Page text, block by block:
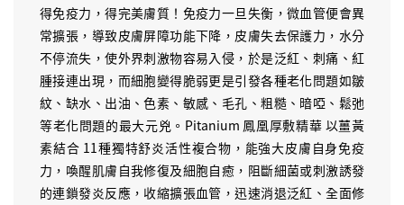
得免疫力，得完美膚質！免疫力一旦失衡，微血管便會異
常擴張，導致皮膚屏障功能下降，皮膚失去保護力，水分
不停流失，使外界刺激物容易入侵，於是泛紅、刺痛、紅
腫接連出現，而細胞變得脆弱更是引發各種老化問題如皺
紋、缺水、出油、色素、敏感、毛孔、粗糙、暗啞、鬆弛
等老化問題的最大元兇。Pitanium 鳳凰厚敷精華 以薑黃
素結合 11種獨特舒炎活性複合物，能強大皮膚自身免疫
力，喚醒肌膚自我修復及細胞自癒，阻斷細菌或刺激誘發
的連鎖發炎反應，收縮擴張血管，迅速消退泛紅、全面修